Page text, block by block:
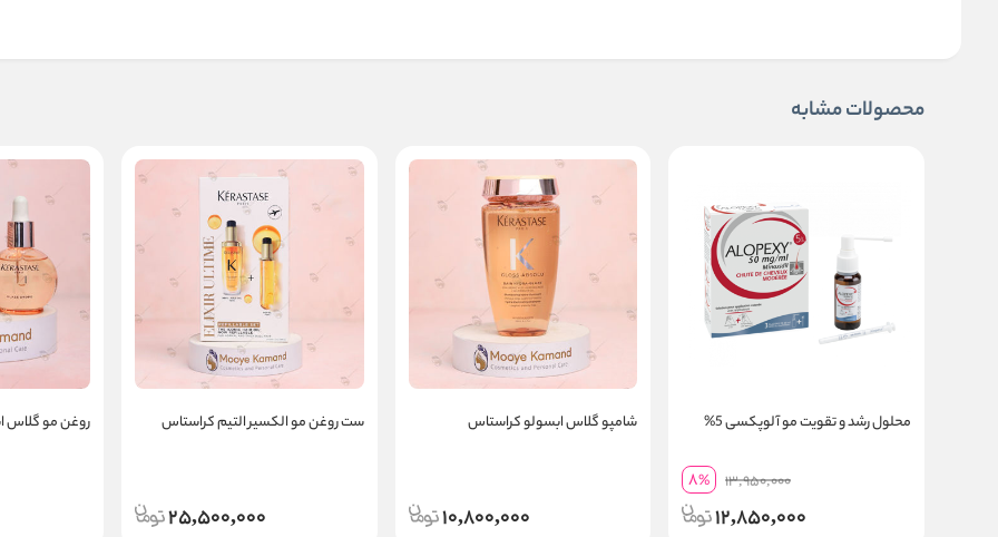
محصولات مشابه
محلول رشد و تقویت مو آلوپکسی 5%
13,950,000
8%
12,850,000
شامپو گلاس ابسولو کراستاس
10,800,000
ست روغن مو الکسیر التیم کراستاس
25,500,000
روغن مو گلاس